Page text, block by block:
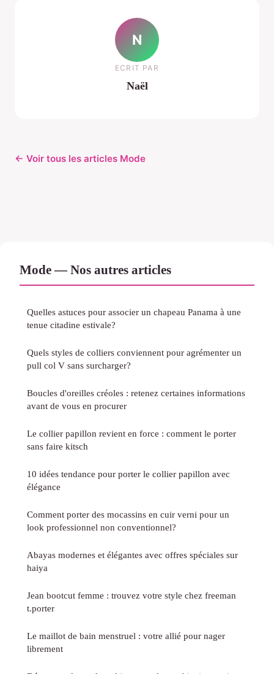
N
ECRIT PAR
Naël
← Voir tous les articles Mode
Mode — Nos autres articles
Quelles astuces pour associer un chapeau Panama à une
tenue citadine estivale?
Quels styles de colliers conviennent pour agrémenter un
pull col V sans surcharger?
Boucles d'oreilles créoles : retenez certaines informations
avant de vous en procurer
Le collier papillon revient en force : comment le porter
sans faire kitsch
10 idées tendance pour porter le collier papillon avec
élégance
Comment porter des mocassins en cuir verni pour un
look professionnel non conventionnel?
Abayas modernes et élégantes avec offres spéciales sur
haiya
Jean bootcut femme : trouvez votre style chez freeman
t.porter
Le maillot de bain menstruel : votre allié pour nager
librement